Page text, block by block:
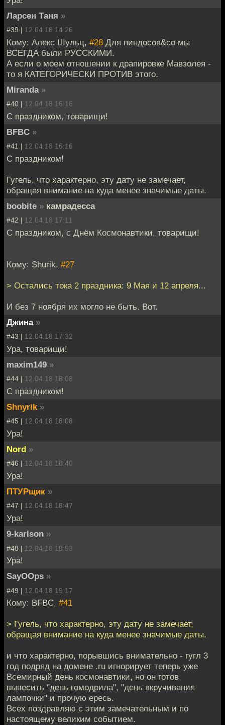
Ларсен Таня »
#39 | 12.04.18 14:26
Кому: Алекс Шульц, #28 Для пиндосов&co мы
ВСЕГДА были РУССКИМИ.
А если о моем отношении к драпировке Мавзолея -
то я КАТЕГОРИЧЕСКИ ПРОТИВ этого.
Miranda »
#40 | 12.04.18 16:16
С праздником, товарищи!
BFBC »
#41 | 12.04.18 16:16
С праздником!
Гугель, что характерно, эту дату не замечает,
обращая внимание на куда менее значимые даты.
boobite » камрадесса
#42 | 12.04.18 17:11
С праздником, с Днём Космонавтики, товарищи!
Кому: Shurik, #27
> Остались тока 2 праздника: 9 Мая и 12 апреля...
И без 7 ноября их могло не быть. Вот.
Джина »
#43 | 12.04.18 17:32
Ура, товарищи!
maxim149 »
#44 | 12.04.18 18:08
С праздником!
Shnyrik »
#45 | 12.04.18 18:08
Ура!
Nord »
#46 | 12.04.18 18:40
Ура!
ПТУРщик »
#47 | 12.04.18 18:47
Ура!
9-karlson »
#48 | 12.04.18 18:53
Ура!
SayOOps »
#49 | 12.04.18 19:17
Кому: BFBC, #41
> Гугель, что характерно, эту дату не замечает,
обращая внимание на куда менее значимые даты.
и что характерно, порывшись внимательно - гугл 3
год подряд на домене .ru игнорирует теперь уже
Всемирный день космонавтики, но он готов
вывесить "день гомодрила", "день вкручивания
лампочки" и прочую ересь.
Всех поздравляю с этим замечательным и по
настоящему великим событием.